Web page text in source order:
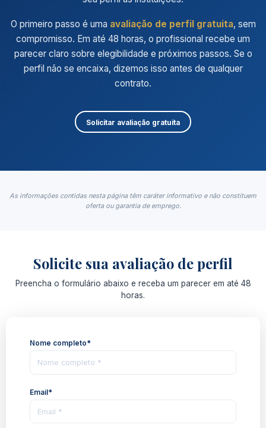
O primeiro passo é uma avaliação de perfil gratuita, sem
compromisso. Em até 48 horas, o profissional recebe um
parecer claro sobre elegibilidade e próximos passos. Se o
perfil não se encaixa, dizemos isso antes de qualquer
contrato.
Solicitar avaliação gratuita
As informações contidas nesta página têm caráter informativo e não constituem
oferta ou garantia de emprego.
Solicite sua avaliação de perfil
Preencha o formulário abaixo e receba um parecer em até 48
horas.
Nome completo*
Email*